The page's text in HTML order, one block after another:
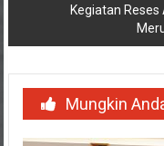
Kegiatan
Mungkin